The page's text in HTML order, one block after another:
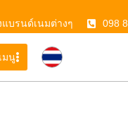
บรนด์เนมต่างๆ 098
เมนู